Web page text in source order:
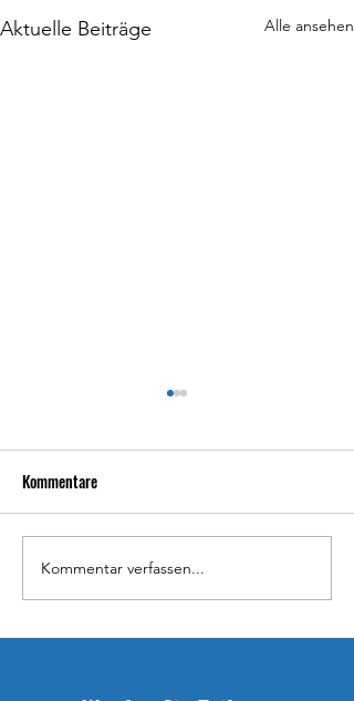
Aktuelle Beiträge Alle ansehen
Carina Haas für FESA Games
selektioniert
Kommentare
Kommentar verfassen...